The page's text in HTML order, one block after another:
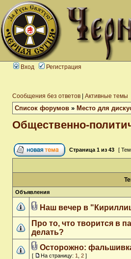
Вход Регистрация
Сообщения без ответов Активные темы
Список форумов » Место для
Общественно-
Страница 1 из 43 [
Объявления
Наш вечер в
Про то, что творится в
делать?
Осторожно:
[ На страницу: 1 2 ]